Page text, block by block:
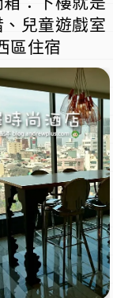
兒童遊戲室
區住宿